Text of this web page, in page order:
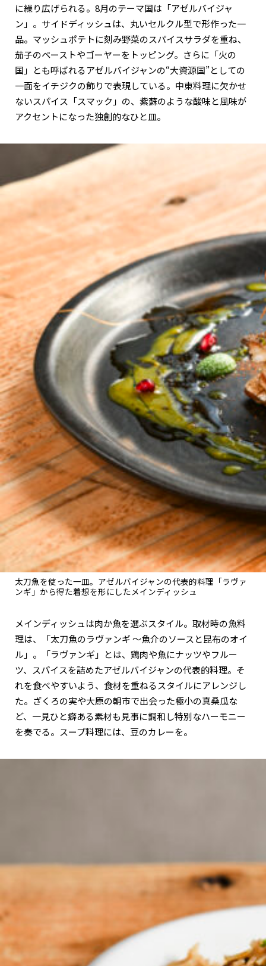
に繰り広げられる。8月のテーマ国は「アゼルバイジャ
ン」。サイドディッシュは、丸いセルクル型で形作った一
品。マッシュポテトに刻み野菜のスパイスサラダを重ね、
茄子のペーストやゴーヤーをトッピング。さらに「火の
国」とも呼ばれるアゼルバイジャンの“大資源国”としての
一面をイチジクの飾りで表現している。中東料理に欠かせ
ないスパイス「スマック」の、紫蘇のような酸味と風味が
アクセントになった独創的なひと皿。
太刀魚を使った一皿。アゼルバイジャンの代表的料理「ラヴァ
ンギ」から得た着想を形にしたメインディッシュ
メインディッシュは肉か魚を選ぶスタイル。取材時の魚料
理は、「太刀魚のラヴァンギ 〜魚介のソースと昆布のオイ
ル」。「ラヴァンギ」とは、鶏肉や魚にナッツやフルー
ツ、スパイスを詰めたアゼルバイジャンの代表的料理。そ
れを食べやすいよう、食材を重ねるスタイルにアレンジし
た。ざくろの実や大原の朝市で出会った極小の真桑瓜な
ど、一見ひと癖ある素材も見事に調和し特別なハーモニー
を奏でる。スープ料理には、豆のカレーを。